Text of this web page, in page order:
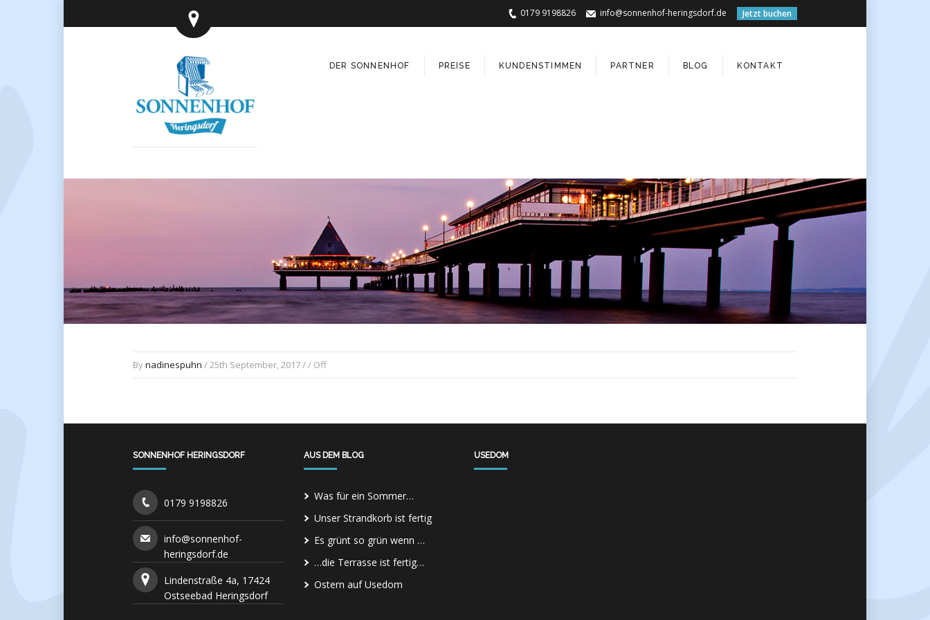
Jetzt buchen
0179 9198826 info@sonnenhof-heringsdorf.de
DER SONNENHOF PREISE KUNDENSTIMMEN PARTNER BLOG KONTAKT
Bynadinespuhn / 25th September, 2017 / / Off
SONNENHOF HERINGSDORF
0179 9198826
info@sonnenhof-
heringsdorf.de
Lindenstraße 4a, 17424
Ostseebad Heringsdorf
AUS DEM BLOG
Was für ein Sommer…
Unser Strandkorb ist fertig
Es grünt so grün wenn …
…die Terrasse ist fertig…
Ostern auf Usedom
USEDOM